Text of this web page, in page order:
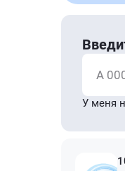
А
У меня